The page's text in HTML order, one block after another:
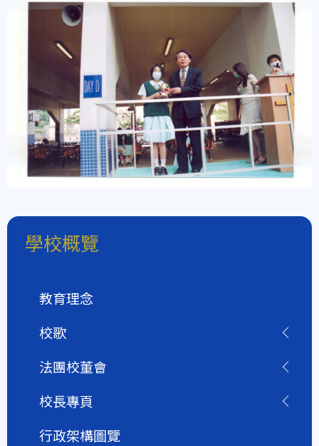
學校概覽
教育理念
校歌
法團校董會
校長專頁
行政架構圖覽